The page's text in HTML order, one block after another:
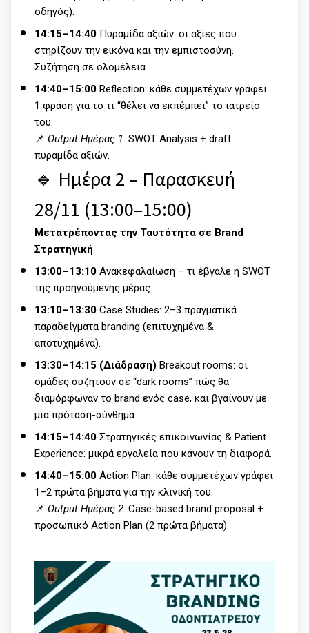
οδηγός).
14:15–14:40 Πυραμίδα αξιών: οι αξίες που
στηρίζουν την εικόνα και την εμπιστοσύνη.
Συζήτηση σε ολομέλεια.
14:40–15:00 Reflection: κάθε συμμετέχων γράφει
1 φράση για το τι “θέλει να εκπέμπει” το ιατρείο
του.
📌 Output Ημέρας 1: SWOT Analysis + draft
πυραμίδα αξιών.
🔹 Ημέρα 2 – Παρασκευή
28/11 (13:00–15:00)
Μετατρέποντας την Ταυτότητα σε Brand
Στρατηγική
13:00–13:10 Ανακεφαλαίωση – τι έβγαλε η SWOT
της προηγούμενης μέρας.
13:10–13:30 Case Studies: 2–3 πραγματικά
παραδείγματα branding (επιτυχημένα &
αποτυχημένα).
13:30–14:15 (Διάδραση) Breakout rooms: οι
ομάδες συζητούν σε “dark rooms” πώς θα
διαμόρφωναν το brand ενός case, και βγαίνουν με
μια πρόταση-σύνθημα.
14:15–14:40 Στρατηγικές επικοινωνίας & Patient
Experience: μικρά εργαλεία που κάνουν τη διαφορά.
14:40–15:00 Action Plan: κάθε συμμετέχων γράφει
1–2 πρώτα βήματα για την κλινική του.
📌 Output Ημέρας 2: Case-based brand proposal +
προσωπικό Action Plan (2 πρώτα βήματα).